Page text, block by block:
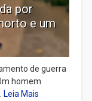
por
e um
de guerra
homem
Leia Mais